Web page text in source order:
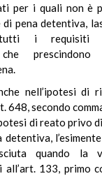
per i quali non è
di pena detentiva,
tutti i requisiti
che prescindono
nell’ipotesi di
648, secondo
di reato privo
quando la
133, primo